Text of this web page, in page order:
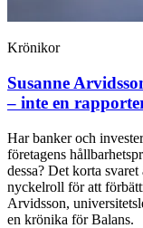
Krönikor
Susanne
– inte en
Har banker och
företagens
dessa? Det korta
nyckelroll för att
Arvidsson,
en krönika för Balans.